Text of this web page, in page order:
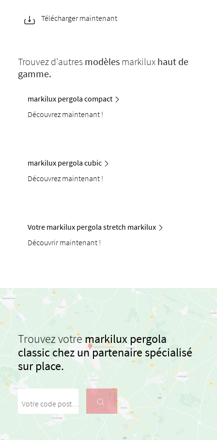
Télécharger maintenant
Trouvez d'autres modèles markilux haut de
gamme.
markilux pergola compact
Découvrez maintenant !
markilux pergola cubic
Découvrez maintenant !
Votre markilux pergola stretch markilux
Découvrir maintenant !
Trouvez votremarkilux pergola
classic chez un partenaire spécialisé
sur place.